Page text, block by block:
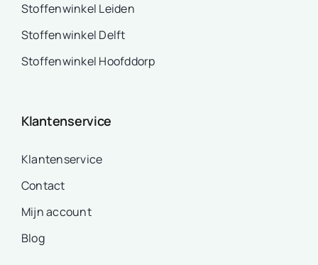
Stoffenwinkel Leiden
Stoffenwinkel Delft
Stoffenwinkel Hoofddorp
Klantenservice
Klantenservice
Contact
Mijn account
Blog